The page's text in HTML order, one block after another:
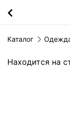
Каталог
Находится на